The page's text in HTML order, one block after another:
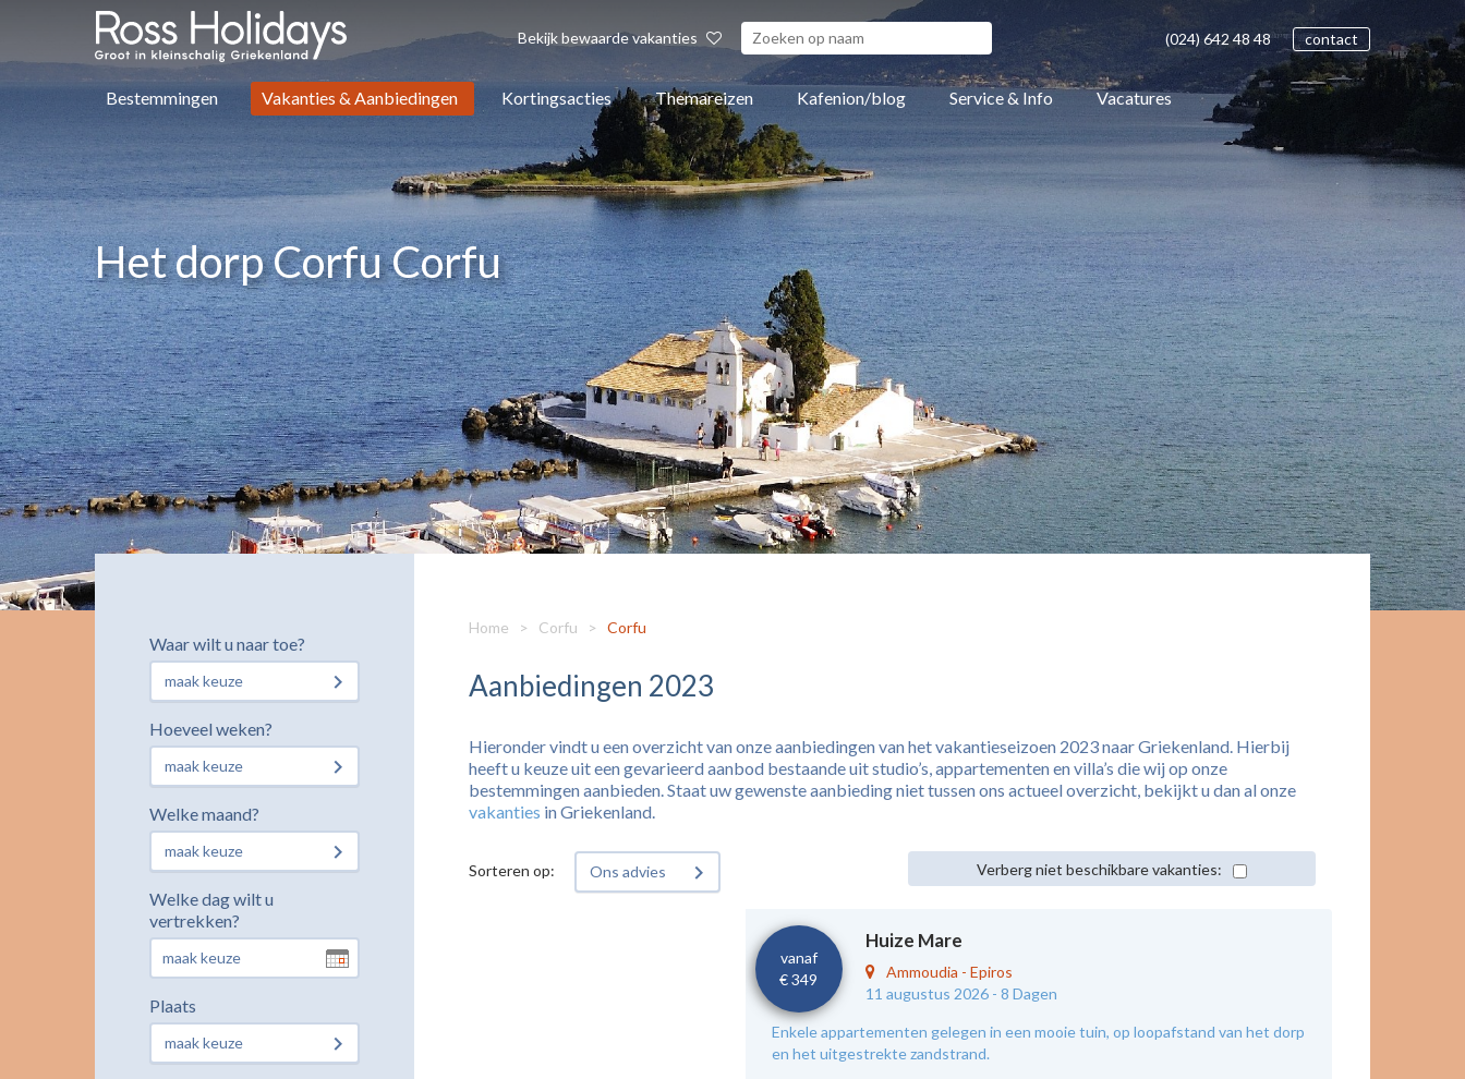
Bekijk bewaarde vakanties (024)642 4848 contact
Bestemmingen Vakanties & Aanbiedingen Kortingsacties Themareizen Kafenion/blog Service & Info Vacatures
Het dorp Corfu Corfu
Waar wilt u naar toe?
maak keuze
Hoeveel weken?
maak keuze
Welke maand?
maak keuze
Welke dag wilt u
vertrekken?
Plaats
maak keuze
Home > Corfu > Corfu
Aanbiedingen 2023
Hieronder vindt u een overzicht van onze aanbiedingen van het vakantieseizoen 2023 naar Griekenland. Hierbij
heeft u keuze uit een gevarieerd aanbod bestaande uit studio’s, appartementen en villa’s die wij op onze
bestemmingen aanbieden. Staat uw gewenste aanbieding niet tussen ons actueel overzicht, bekijkt u dan al onze
vakanties in Griekenland.
Sorteren op: Ons advies Verberg niet beschikbare vakanties:
vanaf
€ 349
Huize Mare
Ammoudia -Epiros
11 augustus 2026 -8 Dagen
Enkele appartementen gelegen in een mooie tuin, op loopafstand van het dorp
en het uitgestrekte zandstrand.